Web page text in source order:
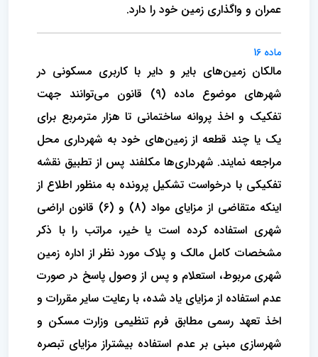
عمران و واگذاری زمین خود را دارد.
ماده 16
مالکان زمین‌های بایر و دایر با کاربری مسکونی در
شهرهای موضوع ماده (9) قانون می‌توانند جهت
تفکیک و اخذ پروانه ساختمانی تا هزار مترمربع برای
یک یا چند قطعه از زمین‌های خود به شهرداری محل
مراجعه نمایند. شهرداری‌ها مکلفند پس از تطبیق نقشه
تفکیکی با درخواست تشکیل پرونده به منظور اطلاع از
اینکه متقاضی از مزایای مواد (8) و (6) قانون اراضی
شهری استفاده کرده است یا خیر، مراتب را با ذکر
مشخصات کامل مالک و پلاک مورد نظر از اداره زمین
شهری مربوط، استعلام و پس از وصول پاسخ در صورت
عدم استفاده از مزایای یاد شده، با رعایت سایر مقررات و
اخذ تعهد رسمی مطابق فرم تنظیمی وزارت مسکن و
شهرسازی مبنی بر عدم استفاده بیشتراز مزایای تبصره